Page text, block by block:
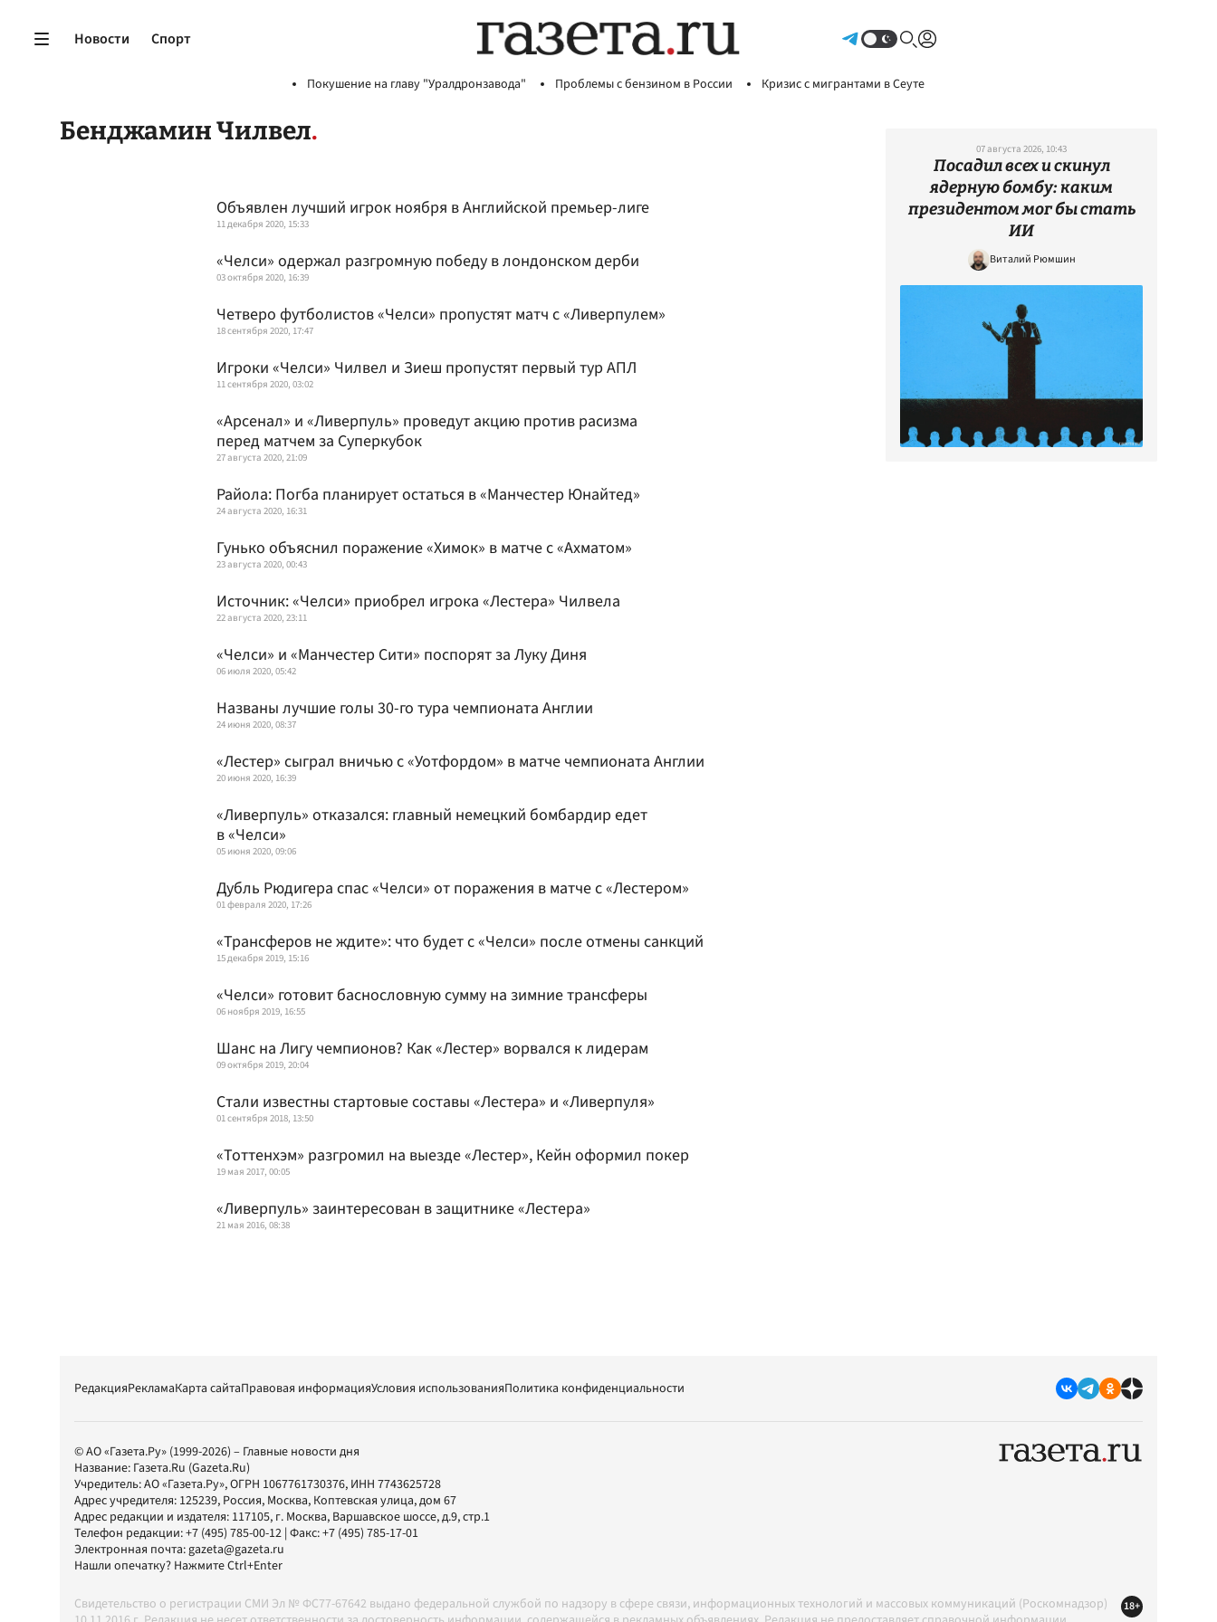
Новости Спорт
Покушение на главу "Уралдронзавода" Проблемы с бензином в России Кризис с мигрантами в Сеуте
Бенджамин Чилвел
Объявлен лучший игрок ноября в Английской премьер-лиге
11 декабря 2020, 15:33
«Челси» одержал разгромную победу в лондонском дерби
03 октября 2020, 16:39
Четверо футболистов «Челси» пропустят матч с «Ливерпулем»
18 сентября 2020, 17:47
Игроки «Челси» Чилвел и Зиеш пропустят первый тур АПЛ
11 сентября 2020, 03:02
«Арсенал» и «Ливерпуль» проведут акцию против расизма
перед матчем за Суперкубок
27 августа 2020, 21:09
Райола: Погба планирует остаться в «Манчестер Юнайтед»
24 августа 2020, 16:31
Гунько объяснил поражение «Химок» в матче с «Ахматом»
23 августа 2020, 00:43
Источник: «Челси» приобрел игрока «Лестера» Чилвела
22 августа 2020, 23:11
«Челси» и «Манчестер Сити» поспорят за Луку Диня
06 июля 2020, 05:42
Названы лучшие голы 30-го тура чемпионата Англии
24 июня 2020, 08:37
«Лестер» сыграл вничью с «Уотфордом» в матче чемпионата Англии
20 июня 2020, 16:39
«Ливерпуль» отказался: главный немецкий бомбардир едет
в «Челси»
05 июня 2020, 09:06
Дубль Рюдигера спас «Челси» от поражения в матче с «Лестером»
01 февраля 2020, 17:26
«Трансферов не ждите»: что будет с «Челси» после отмены санкций
15 декабря 2019, 15:16
«Челси» готовит баснословную сумму на зимние трансферы
06 ноября 2019, 16:55
Шанс на Лигу чемпионов? Как «Лестер» ворвался к лидерам
09 октября 2019, 20:04
Стали известны стартовые составы «Лестера» и «Ливерпуля»
01 сентября 2018, 13:50
«Тоттенхэм» разгромил на выезде «Лестер», Кейн оформил покер
19 мая 2017, 00:05
«Ливерпуль» заинтересован в защитнике «Лестера»
21 мая 2016, 08:38
07 августа 2026, 10:43
Посадил всех и скинул
ядерную бомбу: каким
президентом мог бы стать
ИИ
Виталий Рюмшин
РедакцияРекламаКарта сайтаПравовая информацияУсловия использованияПолитика конфиденциальности
© АО «Газета.Ру» (1999-2026) – Главные новости дня
Название: Газета.Ru (Gazeta.Ru)
Учредитель:АО «Газета.Ру», ОГРН 1067761730376, ИНН 7743625728
Адрес учредителя: 125239, Россия, Москва, Коптевская улица, дом 67
Адрес редакции и издателя: 117105, г. Москва, Варшавское шоссе, д.9, стр.1
Телефон редакции:+7 (495) 785-00-12 | Факс:+7 (495) 785-17-01
Электронная почта:gazeta@gazeta.ru
Нашли опечатку? Нажмите Ctrl+Enter
Свидетельство о регистрации СМИ Эл № ФС77-67642 выдано федеральной службой по надзору в сфере связи, информационных технологий и массовых коммуникаций (Роскомнадзор)
18+